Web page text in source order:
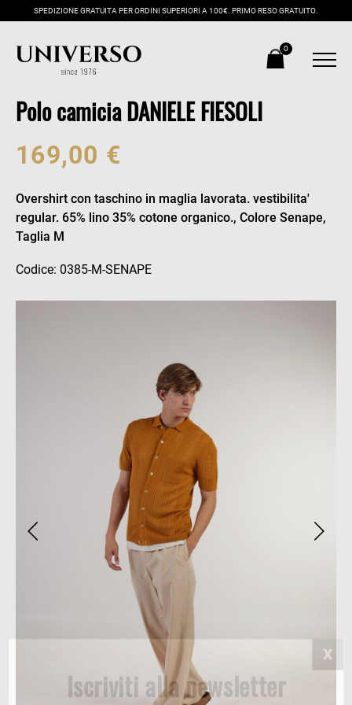
SPEDIZIONE GRATUITA PER ORDINI SUPERIORI A 100€. PRIMO RESO GRATUITO.
0
Polo camicia DANIELE FIESOLI
169,00 €
Overshirt con taschino in maglia lavorata. vestibilita'
regular. 65% lino 35% cotone organico., Colore Senape,
Taglia M
Codice: 0385-M-SENAPE
Iscriviti alla newsletter